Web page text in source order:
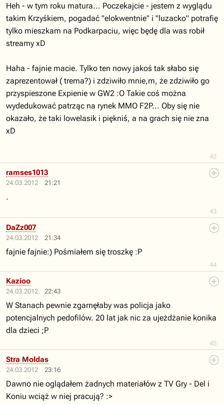
42
Heh - w tym roku matura... Poczekajcie - jestem z wyglądu
takim Krzyśkiem, pogadać "elokwentnie" i "luzacko" potrafię
tylko mieszkam na Podkarpaciu, więc będę dla was robił
streamy xD
Haha - fajnie macie. Tylko ten nowy jakoś tak słabo się
zaprezentował ( trema?) i zdziwiło mnie,m, że zdziwiło go
przyspieszone Expienie w GW2 :O Takie coś można
wydedukować patrząc na rynek MMO F2P... Oby się nie
okazało, że taki lowelasik i piękniś, a na grach się nie zna
xD
24.03.2012 21:21
43
ramses1013
.
24.03.2012 21:34
44
DaZz007
fajnie fajnie:) Pośmiałem się troszkę :P
24.03.2012 22:43
45
Kazioo
W Stanach pewnie zgarnęłaby was policja jako
potencjalnych pedofilów. 20 lat jak nic za ujeżdżanie konika
dla dzieci ;P
24.03.2012 23:16
Stra Moldas
Dawno nie oglądałem żadnych materiałów z TV Gry - Del i
Koniu wciąż w niej pracują? :>